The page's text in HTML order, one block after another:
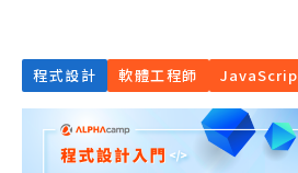
程式設計 軟體工程師